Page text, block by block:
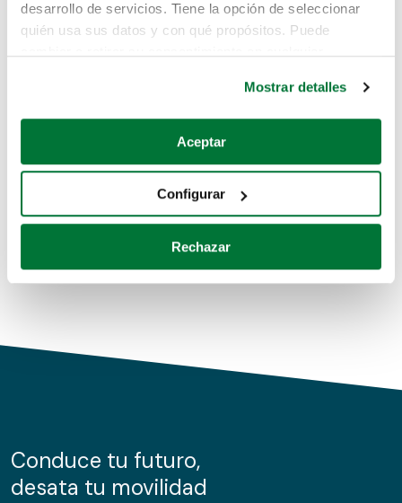
desarrollo de servicios. Tiene la opción de seleccionar
quién usa sus datos y con qué propósitos. Puede
Si lo permite, también quisiéramos:
Recopilar información sobre su ubicación geográfica
Identificar su dispositivo analizándolo activamente
para buscar características específicas (huellas
Obtenga más información sobre cómo se procesan sus
de cookies.
información sobre el uso que haga del sitio web con
nuestros partners de redes sociales, publicidad y análisis
Mostrar detalles
Aceptar
Configurar
Rechazar
Pero puedes encontrar el coche que estás
buscando en alguno de estos enlaces:
Coches de segunda mano
Coches de km0
Conduce tu futuro,
desata tu movilidad